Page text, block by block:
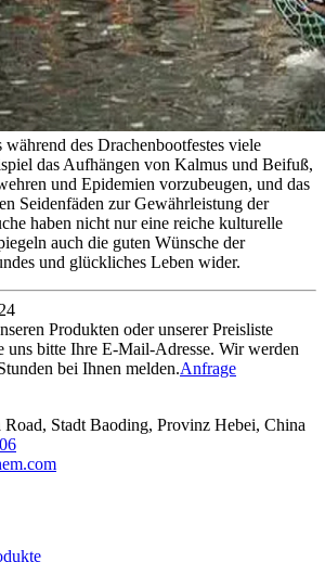
des Drachenbootfestes viele
das Aufhängen von Kalmus und Beifuß,
und Epidemien vorzubeugen, und das
Seidenfäden zur Gewährleistung der
haben nicht nur eine reiche kulturelle
auch die guten Wünsche der
und glückliches Leben wider.
Produkten oder unserer Preisliste
uns bitte Ihre E-Mail-Adresse. Wir werden
bei Ihnen melden.Anfrage
Stadt Baoding, Provinz Hebei, China